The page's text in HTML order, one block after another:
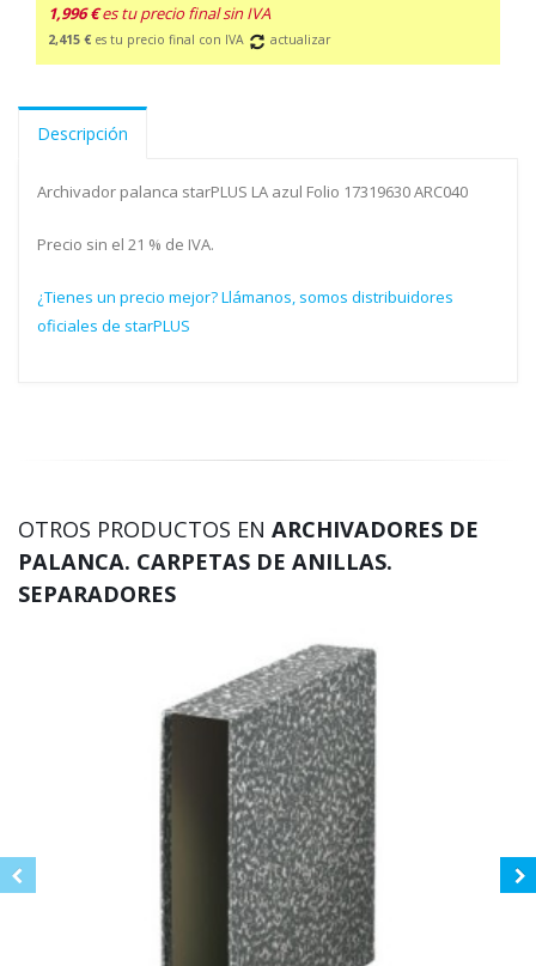
1,996 € es tu precio final sin IVA
2,415 € es tu precio final con IVA actualizar
Descripción
Archivador palanca starPLUS LA azul Folio 17319630 ARC040
Precio sin el 21 % de IVA.
¿Tienes un precio mejor? Llámanos, somos distribuidores
oficiales de starPLUS
OTROS PRODUCTOS EN ARCHIVADORES DE
PALANCA. CARPETAS DE ANILLAS.
SEPARADORES